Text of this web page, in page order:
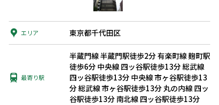
エリア 東京都千代田区
最寄り駅
半蔵門線 半蔵門駅徒歩2分有楽町線 麹町駅
徒歩6分中央線 四ッ谷駅徒歩13分総武線
四ッ谷駅徒歩13分中央線 市ヶ谷駅徒歩13
分総武線 市ヶ谷駅徒歩13分丸の内線 四ッ
谷駅徒歩13分南北線 四ッ谷駅徒歩13分